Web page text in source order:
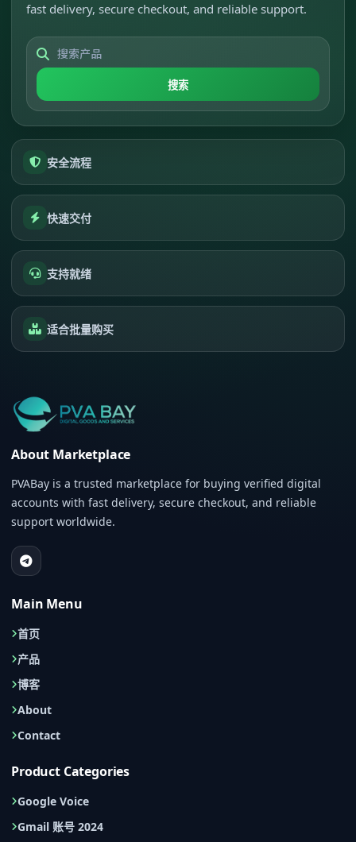
fast delivery, secure checkout, and reliable support.
搜索
安全流程
快速交付
支持就绪
适合批量购买
About Marketplace
PVABay is a trusted marketplace for buying verified digital
accounts with fast delivery, secure checkout, and reliable
support worldwide.
Main Menu
首页
产品
博客
About
Contact
Product Categories
Google Voice
Gmail 账号 2024